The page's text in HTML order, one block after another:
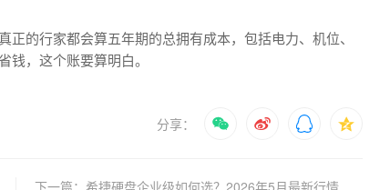
的行家都会算五年期的总拥有成本，包括电力、机位、
，这个账要算明白。
分享：
下一篇：希捷硬盘企业级如何选？2026年5月最新行情与避坑指南